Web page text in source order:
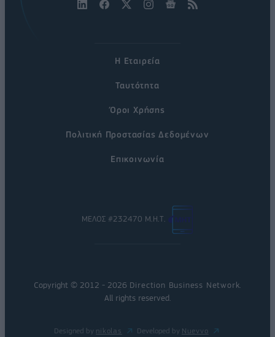
Η Εταιρεία
Ταυτότητα
Όροι Χρήσης
Πολιτική Προστασίας Δεδομένων
Επικοινωνία
ΜΕΛΟΣ #232470 Μ.Η.Τ.
Copyright © 2012 - 2026 Direction Business Network.
All rights reserved.
Designed by nikolas Developed by Nuevvo